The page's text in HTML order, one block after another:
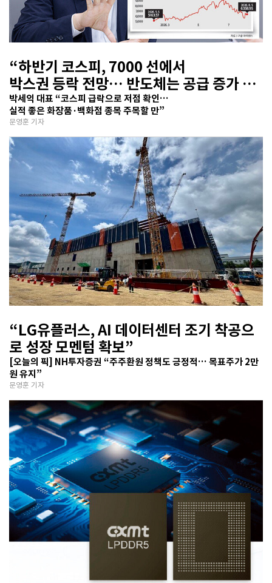
“하반기 코스피, 7000 선에서
박스권 등락 전망… 반도체는 공급 증가 선
반영 주시해야”
박세익 대표 “코스피 급락으로 저점 확인…
실적 좋은 화장품·백화점 종목 주목할 만”
문영훈 기자
“LG유플러스, AI 데이터센터 조기 착공으
로 성장 모멘텀 확보”
[오늘의 픽] NH투자증권 “주주환원 정책도 긍정적… 목표주가 2만
원 유지”
문영훈 기자